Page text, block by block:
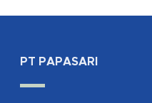
PT PAPASARI